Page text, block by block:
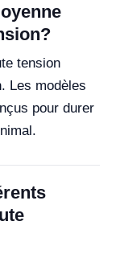
tension
Les modèles
pour durer